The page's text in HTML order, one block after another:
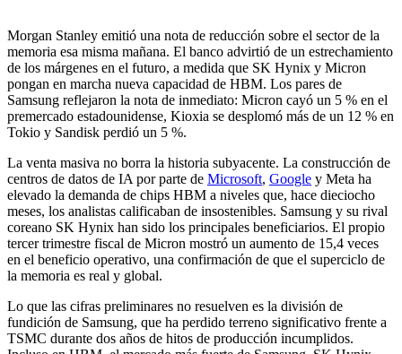
Morgan Stanley emitió una nota de reducción sobre el sector de la
memoria esa misma mañana. El banco advirtió de un estrechamiento
de los márgenes en el futuro, a medida que SK Hynix y Micron
pongan en marcha nueva capacidad de HBM. Los pares de
Samsung reflejaron la nota de inmediato: Micron cayó un 5 % en el
premercado estadounidense, Kioxia se desplomó más de un 12 % en
Tokio y Sandisk perdió un 5 %.
La venta masiva no borra la historia subyacente. La construcción de
centros de datos de IA por parte de Microsoft, Google y Meta ha
elevado la demanda de chips HBM a niveles que, hace dieciocho
meses, los analistas calificaban de insostenibles. Samsung y su rival
coreano SK Hynix han sido los principales beneficiarios. El propio
tercer trimestre fiscal de Micron mostró un aumento de 15,4 veces
en el beneficio operativo, una confirmación de que el superciclo de
la memoria es real y global.
Lo que las cifras preliminares no resuelven es la división de
fundición de Samsung, que ha perdido terreno significativo frente a
TSMC durante dos años de hitos de producción incumplidos.